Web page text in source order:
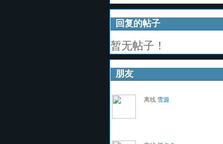
回复的帖子
暂无帖子！
朋友
离线 雪源